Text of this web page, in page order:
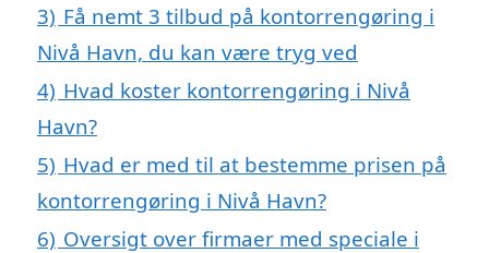
3) Få nemt 3 tilbud på kontorrengøring i
Nivå Havn, du kan være tryg ved
4) Hvad koster kontorrengøring i Nivå
Havn?
5) Hvad er med til at bestemme prisen på
kontorrengøring i Nivå Havn?
6) Oversigt over firmaer med speciale i